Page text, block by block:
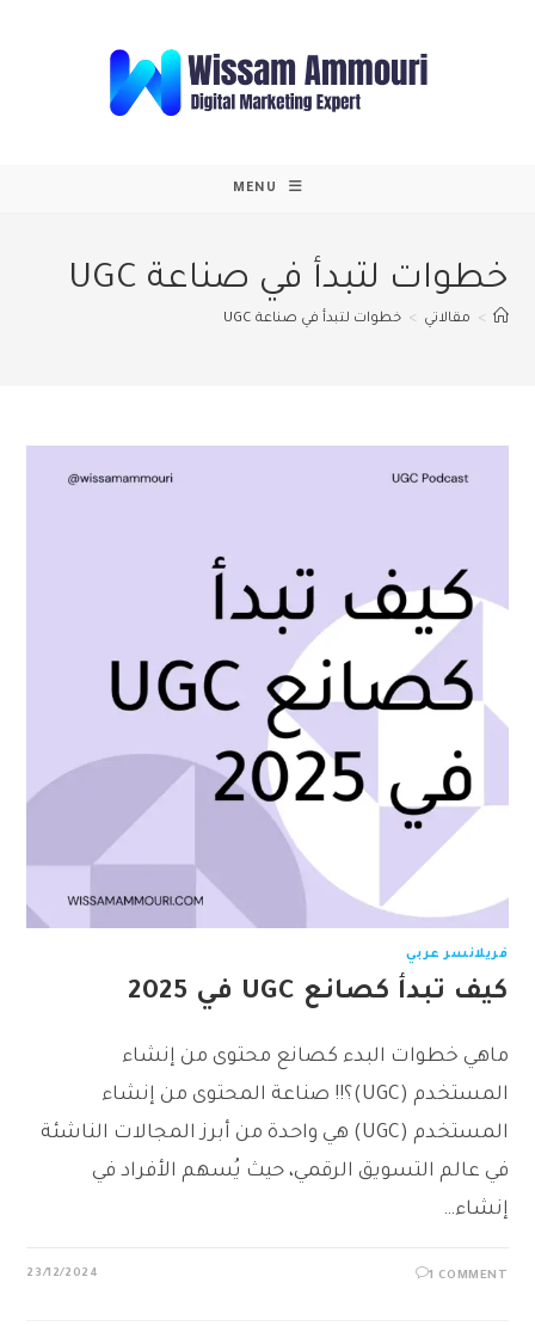
MENU
خطوات لتبدأ في صناعة UGC
> مقالاتي > خطوات لتبدأ في صناعة UGC
فريلانسر عربي
كيف تبدأ كصانع UGC في 2025
ماهي خطوات البدء كصانع محتوى من إنشاء
المستخدم (UGC)؟!! صناعة المحتوى من إنشاء
المستخدم (UGC) هي واحدة من أبرز المجالات الناشئة
في عالم التسويق الرقمي، حيث يُسهم الأفراد في
إنشاء…
1 COMMENT
23/12/2024